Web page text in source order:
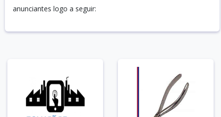
anunciantes logo a seguir: